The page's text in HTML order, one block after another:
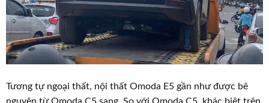
Tương tự ngoại thất, nội thất Omoda E5 gần như được bê